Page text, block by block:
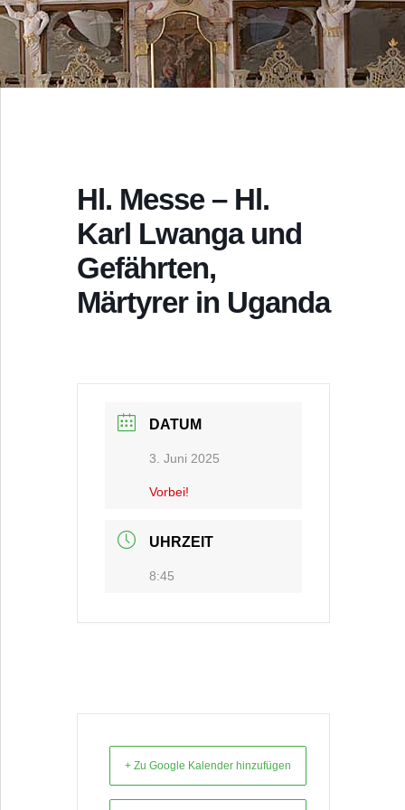
Hl. Messe – Hl.
Karl Lwanga und
Gefährten,
Märtyrer in Uganda
DATUM
3. Juni 2025
Vorbei!
UHRZEIT
8:45
+ Zu Google Kalender hinzufügen